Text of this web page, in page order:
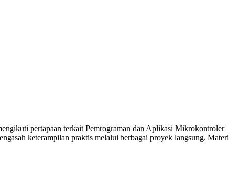
pertapaan terkait Pemrograman dan Aplikasi Mikrokontroler
keterampilan praktis melalui berbagai proyek langsung. Materi